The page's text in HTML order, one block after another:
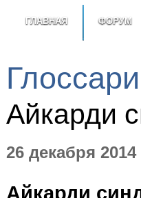
ГЛАВНАЯ ФОРУМ
Айкарди
26 декабря 2014
Айкарди